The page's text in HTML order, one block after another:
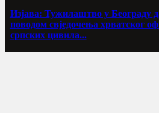
Изјава: Тужилаштво у Београду
поводом свједочења хрватског
српских цивила...